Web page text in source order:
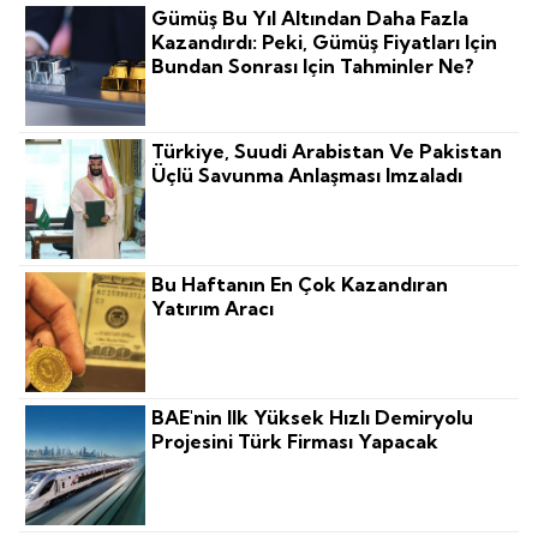
Gümüş Bu Yıl Altından Daha Fazla
Kazandırdı: Peki, Gümüş Fiyatları Için
Bundan Sonrası Için Tahminler Ne?
Türkiye, Suudi Arabistan Ve Pakistan
Üçlü Savunma Anlaşması Imzaladı
Bu Haftanın En Çok Kazandıran
Yatırım Aracı
BAE'nin Ilk Yüksek Hızlı Demiryolu
Projesini Türk Firması Yapacak